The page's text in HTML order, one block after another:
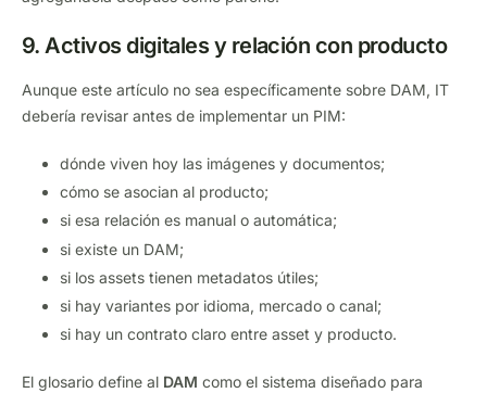
9. Activos digitales y relación con producto
Aunque este artículo no sea específicamente sobre DAM, IT
debería revisar antes de implementar un PIM:
dónde viven hoy las imágenes y documentos;
cómo se asocian al producto;
si esa relación es manual o automática;
si existe un DAM;
si los assets tienen metadatos útiles;
si hay variantes por idioma, mercado o canal;
si hay un contrato claro entre asset y producto.
El glosario define al DAM como el sistema diseñado para